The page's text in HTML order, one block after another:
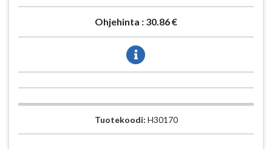
Ohjehinta : 30.86 €
Tuotekoodi: H30170